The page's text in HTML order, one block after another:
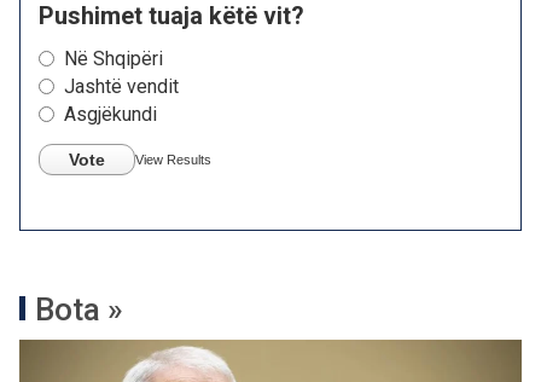
Pushimet tuaja këtë vit?
Në Shqipëri
Jashtë vendit
Asgjëkundi
Vote View Results
Bota »